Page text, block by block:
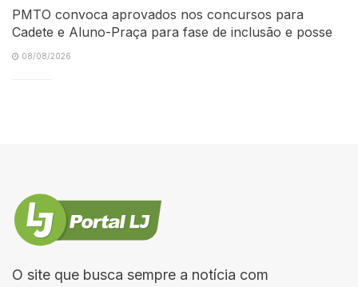
PMTO convoca aprovados nos concursos para
Cadete e Aluno-Praça para fase de inclusão e posse
08/08/2026
O site que busca sempre a notícia com